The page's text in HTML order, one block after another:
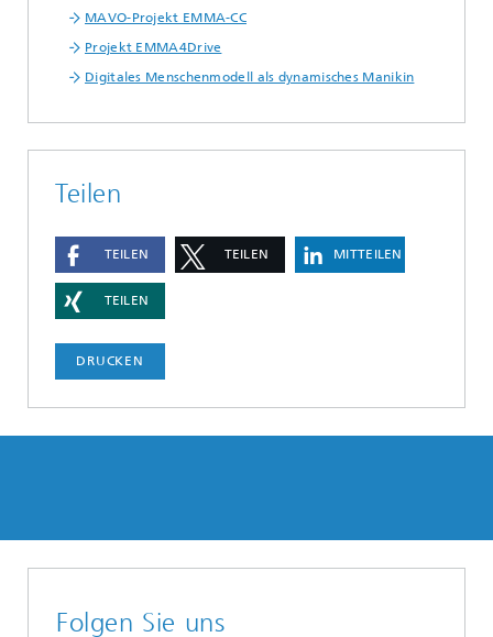
MAVO-Projekt EMMA-CC
Projekt EMMA4Drive
Digitales Menschenmodell als dynamisches Manikin
Teilen
TEILEN TEILEN MITTEILEN
TEILEN
DRUCKEN
Folgen Sie uns